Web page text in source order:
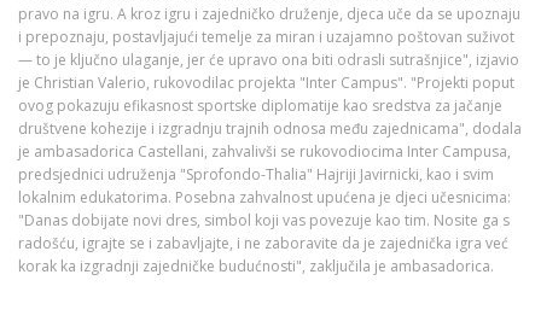
pravo na igru. A kroz igru i zajedničko druženje, djeca uče da se upoznaju
i prepoznaju, postavljajući temelje za miran i uzajamno poštovan suživot
— to je ključno ulaganje, jer će upravo ona biti odrasli sutrašnjice", izjavio
je Christian Valerio, rukovodilac projekta "Inter Campus". "Projekti poput
ovog pokazuju efikasnost sportske diplomatije kao sredstva za jačanje
društvene kohezije i izgradnju trajnih odnosa među zajednicama", dodala
je ambasadorica Castellani, zahvalivši se rukovodiocima Inter Campusa,
predsjednici udruženja "Sprofondo-Thalia" Hajriji Javirnicki, kao i svim
lokalnim edukatorima. Posebna zahvalnost upućena je djeci učesnicima:
"Danas dobijate novi dres, simbol koji vas povezuje kao tim. Nosite ga s
radošću, igrajte se i zabavljajte, i ne zaboravite da je zajednička igra već
korak ka izgradnji zajedničke budućnosti", zaključila je ambasadorica.